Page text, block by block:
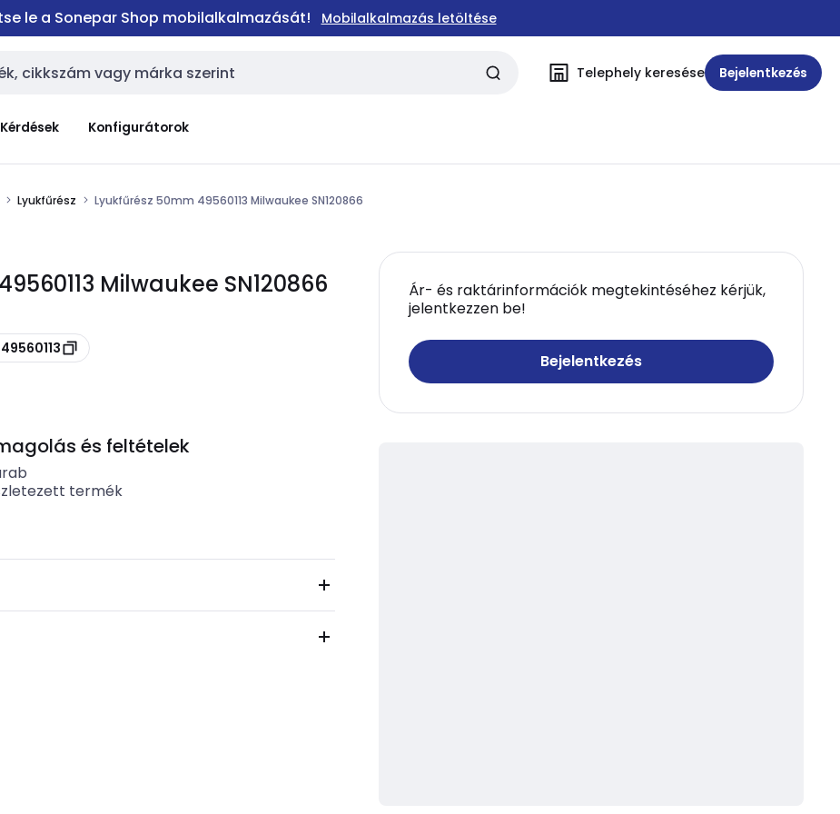
le a Sonepar Shop mobilalkalmazását! Mobilalkalmazás letöltése
Telephely keresése Bejelentkezés
Konfigurátorok
Lyukfűrész Lyukfűrész 50mm 49560113 Milwaukee SN120866
Milwaukee SN120866
Ár- és raktárinformációk megtekintéséhez kérjük,
jelentkezzen be!
Bejelentkezés
és feltételek
termék